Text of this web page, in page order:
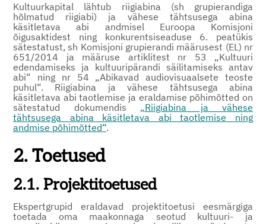
Kultuurkapital lähtub riigiabina (sh grupierandiga
hõlmatud riigiabi) ja vähese tähtsusega abina
käsitletava abi andmisel Euroopa Komisjoni
õigusaktidest ning konkurentsiseaduse 6. peatükis
sätestatust, sh Komisjoni grupierandi määrusest (EL) nr
651/2014 ja määruse artiklitest nr 53 „Kultuuri
edendamiseks ja kultuuripärandi säilitamiseks antav
abi“ ning nr 54 „Abikavad audiovisuaalsete teoste
puhul“. Riigiabina ja vähese tähtsusega abina
käsitletava abi taotlemise ja eraldamise põhimõtted on
sätestatud dokumendis „Riigiabina ja vähese
tähtsusega abina käsitletava abi taotlemise ning
andmise põhimõtted“.
2. Toetused
2.1. Projektitoetused
Ekspertgrupid eraldavad projektitoetusi eesmärgiga
toetada oma maakonnaga seotud kultuuri- ja